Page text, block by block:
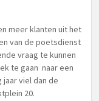
meer klanten uit het
van de poetsdienst
vraag te kunnen
te gaan naar een
viel dan de
20.